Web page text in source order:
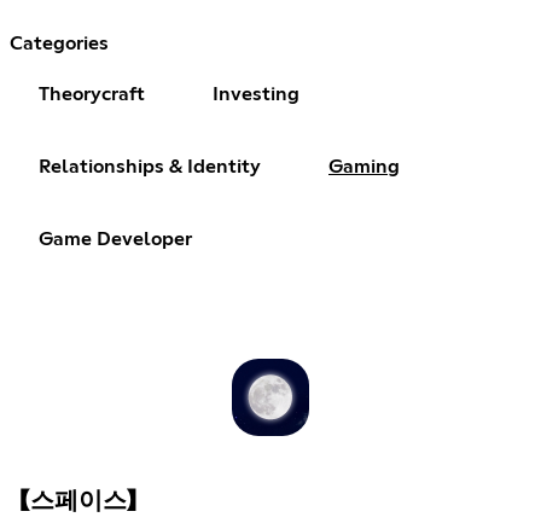
Categories
Theorycraft Investing
Relationships & Identity Gaming
Game Developer
【스페이스】